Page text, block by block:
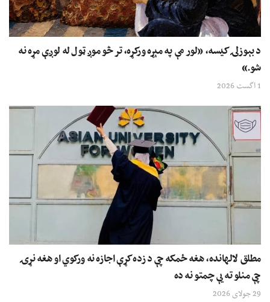
د بېوزلۍ کیسه، «لور مې په مېړه ورکړه، تر څو موږ ټول له لوږې مړه نه
شو.»
1 اگست 2026
مطلق لالهانده، هغه ځمکه چې د زده کړې اجازه نه ورکوي او هغه نړۍ
چې منلو ته یې چمتو نه ده
29 جولای 2026